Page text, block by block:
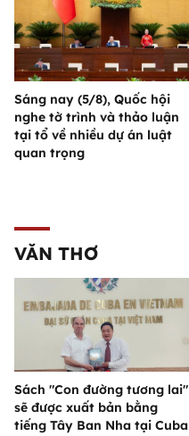
Sáng nay (5/8), Quốc hội
nghe tờ trình và thảo luận
tại tổ về nhiều dự án luật
quan trọng
VĂN THƠ
Sách "Con đường tương lai"
sẽ được xuất bản bằng
tiếng Tây Ban Nha tại Cuba